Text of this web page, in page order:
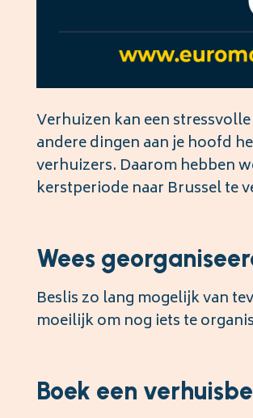
Verhuizen kan een
andere dingen aan je hoofd
verhuizers. Daarom hebben
kerstperiode naar Brussel te
Wees
Beslis zo lang mogelijk van
moeilijk om nog iets te
Boek een